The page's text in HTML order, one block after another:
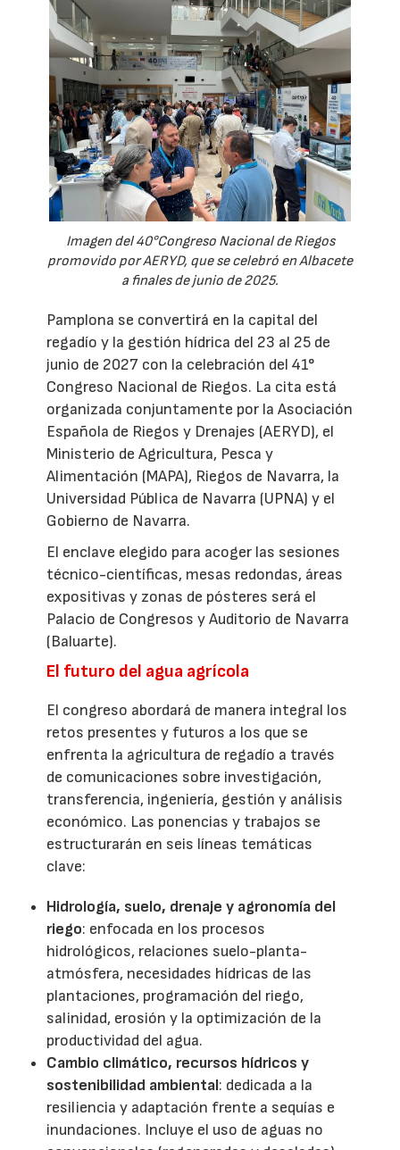
Imagen del 40°Congreso Nacional de Riegos
promovido por AERYD, que se celebró en Albacete
a finales de junio de 2025.
Pamplona se convertirá en la capital del
regadío y la gestión hídrica del 23 al 25 de
junio de 2027 con la celebración del 41°
Congreso Nacional de Riegos. La cita está
organizada conjuntamente por la Asociación
Española de Riegos y Drenajes (AERYD), el
Ministerio de Agricultura, Pesca y
Alimentación (MAPA), Riegos de Navarra, la
Universidad Pública de Navarra (UPNA) y el
Gobierno de Navarra.
El enclave elegido para acoger las sesiones
técnico-científicas, mesas redondas, áreas
expositivas y zonas de pósteres será el
Palacio de Congresos y Auditorio de Navarra
(Baluarte).
El futuro del agua agrícola
El congreso abordará de manera integral los
retos presentes y futuros a los que se
enfrenta la agricultura de regadío a través
de comunicaciones sobre investigación,
transferencia, ingeniería, gestión y análisis
económico. Las ponencias y trabajos se
estructurarán en seis líneas temáticas
clave:
Hidrología, suelo, drenaje y agronomía del
riego: enfocada en los procesos
hidrológicos, relaciones suelo-planta-
atmósfera, necesidades hídricas de las
plantaciones, programación del riego,
salinidad, erosión y la optimización de la
productividad del agua.
Cambio climático, recursos hídricos y
sostenibilidad ambiental: dedicada a la
resiliencia y adaptación frente a sequías e
inundaciones. Incluye el uso de aguas no